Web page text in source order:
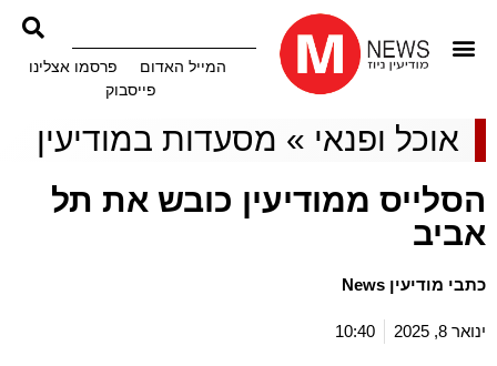
המייל האדום
פרסמו אצלינו
פייסבוק
אוכל ופנאי » מסעדות במודיעין
הסלייס ממודיעין כובש את תל
אביב
כתבי מודיעין News
ינואר 8, 2025 10:40